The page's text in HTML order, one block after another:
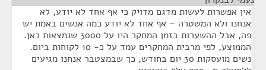
אין אפשרות לעשות מדגם מדויק כי אף אחד לא יודע, לא
אנחנו ולא המשטרה – אף אחד לא יודע כמה אנשים באמת יש
פה, אבל ההשערות בזמן המחקר היו על 3000 שנמצאות כאן.
הממוצע, לפי מרבית המחקרים עמד על כ- 10 לקוחות ביום.
נשים מועסקות 30 יום בחודש, כך שבמצטבר אנחנו מגיעים